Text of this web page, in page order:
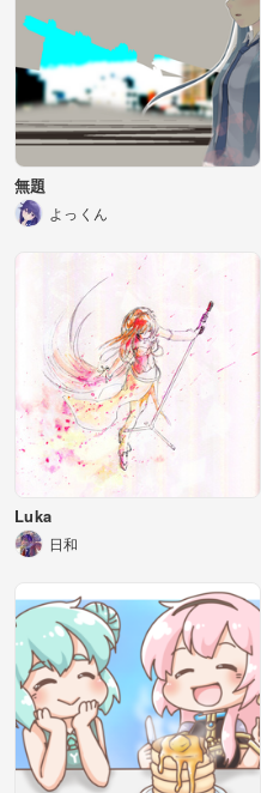
無題
よっくん
Luka
日和